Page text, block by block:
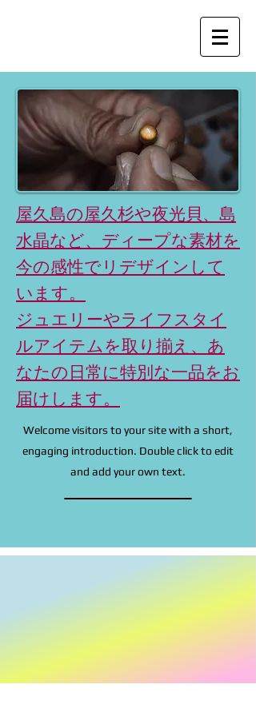
屋久島の屋久杉や夜光貝、島
水晶など、ディープな素材を
今の感性でリデザインして
います。
ジュエリーやライフスタイ
ルアイテムを取り揃え、あ
なたの日常に特別な一品をお
届けします。
Welcome visitors to your site with a short,
engaging introduction. Double click to edit
and add your own text.